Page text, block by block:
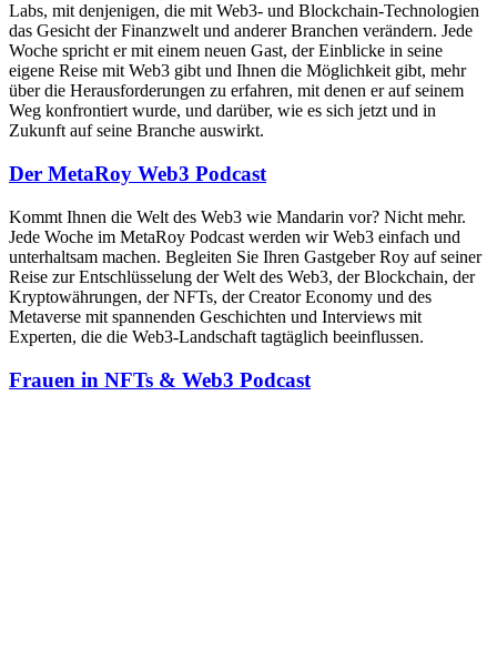
Labs, mit denjenigen, die mit Web3- und Blockchain-Technologien
das Gesicht der Finanzwelt und anderer Branchen verändern. Jede
Woche spricht er mit einem neuen Gast, der Einblicke in seine
eigene Reise mit Web3 gibt und Ihnen die Möglichkeit gibt, mehr
über die Herausforderungen zu erfahren, mit denen er auf seinem
Weg konfrontiert wurde, und darüber, wie es sich jetzt und in
Zukunft auf seine Branche auswirkt.
Der MetaRoy Web3 Podcast
Kommt Ihnen die Welt des Web3 wie Mandarin vor? Nicht mehr.
Jede Woche im MetaRoy Podcast werden wir Web3 einfach und
unterhaltsam machen. Begleiten Sie Ihren Gastgeber Roy auf seiner
Reise zur Entschlüsselung der Welt des Web3, der Blockchain, der
Kryptowährungen, der NFTs, der Creator Economy und des
Metaverse mit spannenden Geschichten und Interviews mit
Experten, die die Web3-Landschaft tagtäglich beeinflussen.
Frauen in NFTs & Web3 Podcast